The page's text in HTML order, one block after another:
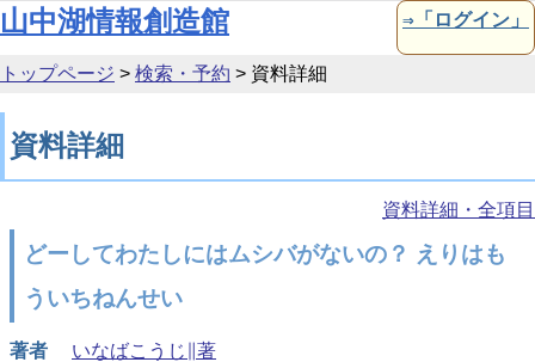
本文へ移動
山中湖情報創造館 ⇒「ログイン」
トップページ > 検索・予約 > 資料詳細
資料詳細
資料詳細・全項目
どーしてわたしにはムシバがないの？ えりはも
ういちねんせい
著者
いなばこうじ∥著